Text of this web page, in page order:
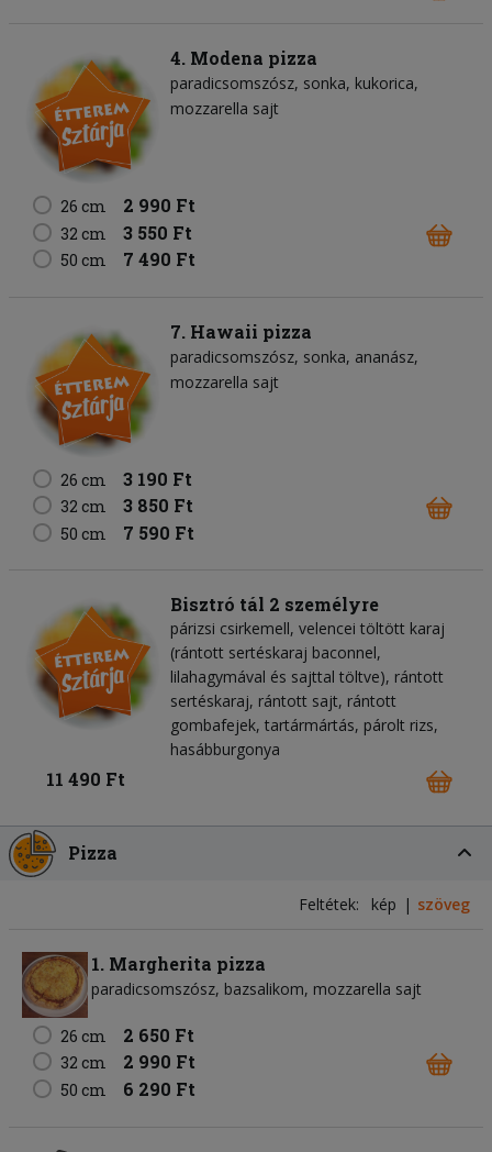
4. Modena pizza
paradicsomszósz sonka kukorica
mozzarella sajt
26 cm 2 990 Ft
32 cm 3 550 Ft
50 cm 7 490 Ft
7. Hawaii pizza
paradicsomszósz sonka ananász
mozzarella sajt
26 cm 3 190 Ft
32 cm 3 850 Ft
50 cm 7 590 Ft
Bisztró tál 2 személyre
párizsi csirkemell, velencei töltött karaj
(rántott sertéskaraj baconnel,
lilahagymával és sajttal töltve), rántott
sertéskaraj, rántott sajt, rántott
gombafejek, tartármártás, párolt rizs,
hasábburgonya
11 490 Ft
Pizza
Feltétek: kép szöveg
1. Margherita pizza
paradicsomszósz bazsalikom mozzarella sajt
26 cm 2 650 Ft
32 cm 2 990 Ft
50 cm 6 290 Ft